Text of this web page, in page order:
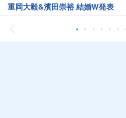
重岡大毅&濱田崇裕 結婚W発表